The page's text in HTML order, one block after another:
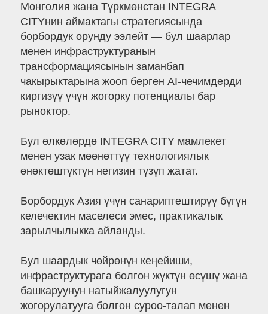
Монголия жана Түркмөнстан INTEGRA
CITYнин аймактагы стратегиясында
борбордук орунду ээлейт — бул шаарлар
менен инфраструктуранын
трансформациясынын заманбап
чакырыктарына жооп берген AI-чечимдерди
киргизүү үчүн жогорку потенциалы бар
рыноктор.
Бул өлкөлөрдө INTEGRA CITY мамлекет
менен узак мөөнөттүү технологиялык
өнөктөштүктүн негизин түзүп жатат.
Борбордук Азия үчүн санариптештирүү бүгүн
келечектин маселеси эмес, практикалык
зарылчылыкка айланды.
Бул шаардык чөйрөнүн кеңейиши,
инфраструктурага болгон жүктүн өсүшү жана
башкаруунун натыйжалуулугун
жогорулатууга болгон суроо-талап менен